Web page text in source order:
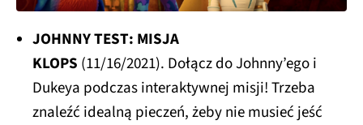
JOHNNY TEST: MISJA
KLOPS (11/16/2021). Dołącz do Johnny’ego i
Dukeya podczas interaktywnej misji! Trzeba
znaleźć idealną pieczeń, żeby nie musieć jeść